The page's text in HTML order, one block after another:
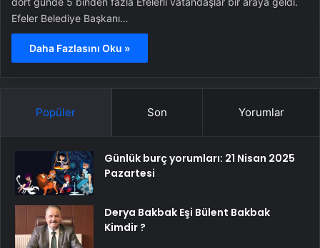
Efeler Belediye Başkanı…
Daha Fazlasını Oku »
Popüler Son Yorumlar
Günlük burç yorumları: 21 Nisan 2025
Pazartesi
Derya Bakbak Eşi Bülent Bakbak
Kimdir ?